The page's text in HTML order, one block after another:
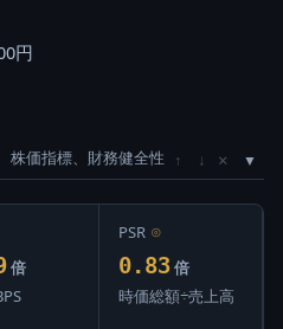
円
株価指標、財務健全性 ↑ ↓ ×
倍
PSR ⊙
0.83 倍
時価総額÷売上高